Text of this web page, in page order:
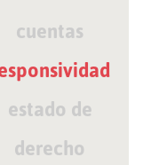
cuentas
estado de
derecho